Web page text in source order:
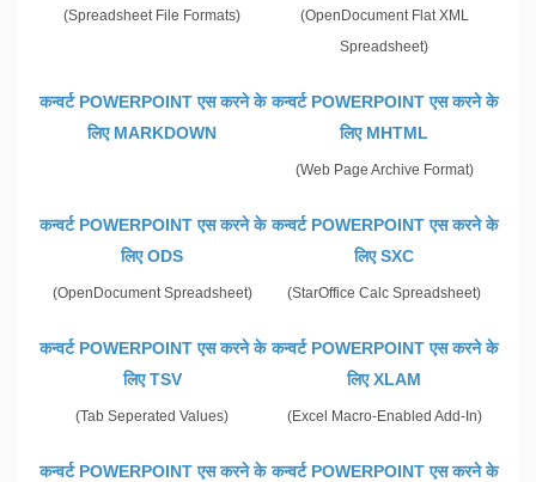
(Spreadsheet File Formats)
(OpenDocument Flat XML
Spreadsheet)
कन्वर्ट POWERPOINT एस करने के
लिए MARKDOWN
कन्वर्ट POWERPOINT एस करने के
लिए MHTML
(Web Page Archive Format)
कन्वर्ट POWERPOINT एस करने के
लिए ODS
(OpenDocument Spreadsheet)
कन्वर्ट POWERPOINT एस करने के
लिए SXC
(StarOffice Calc Spreadsheet)
कन्वर्ट POWERPOINT एस करने के
लिए TSV
(Tab Seperated Values)
कन्वर्ट POWERPOINT एस करने के
लिए XLAM
(Excel Macro-Enabled Add-In)
कन्वर्ट POWERPOINT एस करने के कन्वर्ट POWERPOINT एस करने के